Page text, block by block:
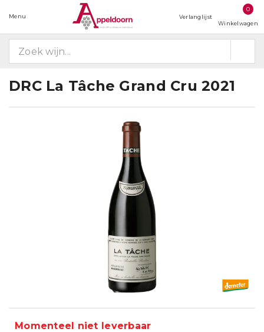
Menu Verlanglijst
0
Winkelwagen
DRC La Tâche Grand Cru 2021
Momenteel niet leverbaar